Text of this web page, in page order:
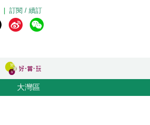
訂閱 / 續訂
大灣區